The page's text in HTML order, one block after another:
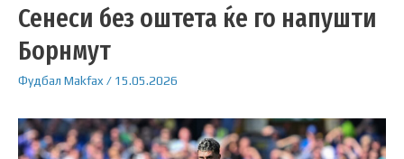
Сенеси без оштета ќе го напушти
Борнмут
Фудбал Makfax / 15.05.2026